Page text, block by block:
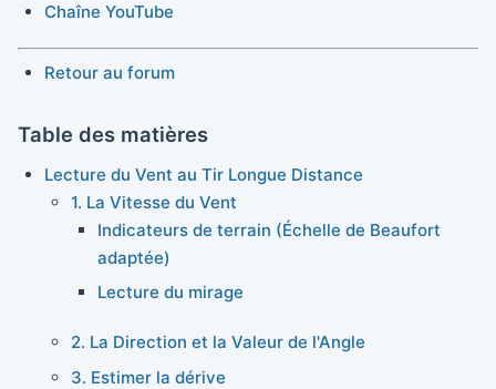
Chaîne YouTube
Retour au forum
Table des matières
Lecture du Vent au Tir Longue Distance
1. La Vitesse du Vent
Indicateurs de terrain (Échelle de Beaufort
adaptée)
Lecture du mirage
2. La Direction et la Valeur de l'Angle
3. Estimer la dérive